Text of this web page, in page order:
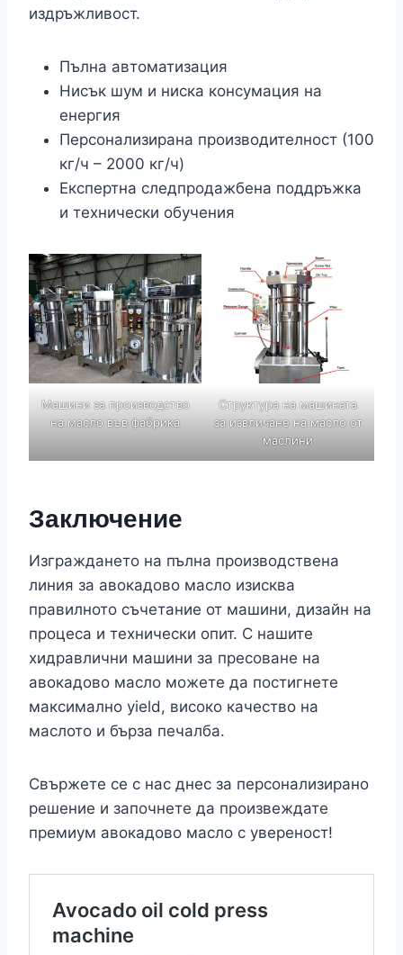
издръжливост.
Пълна автоматизация
Нисък шум и ниска консумация на
енергия
Персонализирана производителност (100
кг/ч – 2000 кг/ч)
Експертна следпродажбена поддръжка
и технически обучения
Машини за производство
на масло във фабрика
Структура на машината
за извличане на масло от
маслини
Заключение
Изграждането на пълна производствена
линия за авокадово масло изисква
правилното съчетание от машини, дизайн на
процеса и технически опит. С нашите
хидравлични машини за пресоване на
авокадово масло можете да постигнете
максимално yield, високо качество на
маслото и бърза печалба.
Свържете се с нас днес за персонализирано
решение и започнете да произвеждате
премиум авокадово масло с увереност!